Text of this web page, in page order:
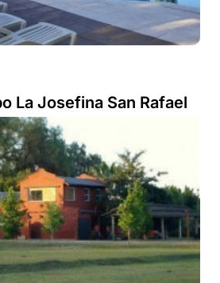
La Josefina San Rafael